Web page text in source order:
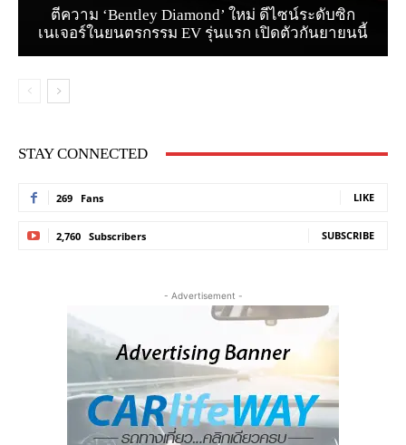
ตีความ ‘Bentley Diamond’ ใหม่ ดีไซน์ระดับซิก
เนเจอร์ในยนตรกรรม EV รุ่นแรก เปิดตัวกันยายนนี้
STAY CONNECTED
269 Fans LIKE
2,760 Subscribers SUBSCRIBE
- Advertisement -